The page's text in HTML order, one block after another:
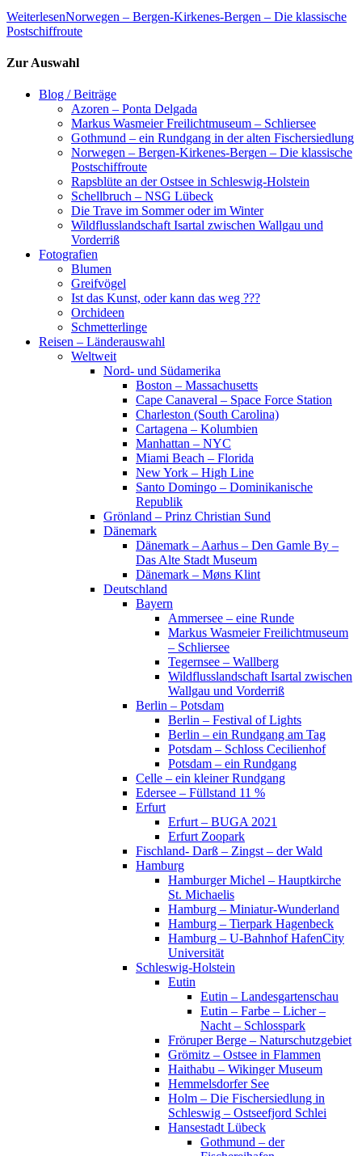
WeiterlesenNorwegen – Bergen-Kirkenes-Bergen – Die klassische
Postschiffroute
Zur Auswahl
Blog / Beiträge
Azoren – Ponta Delgada
Markus Wasmeier Freilichtmuseum – Schliersee
Gothmund – ein Rundgang in der alten Fischersiedlung
Norwegen – Bergen-Kirkenes-Bergen – Die klassische
Postschiffroute
Rapsblüte an der Ostsee in Schleswig-Holstein
Schellbruch – NSG Lübeck
Die Trave im Sommer oder im Winter
Wildflusslandschaft Isartal zwischen Wallgau und
Vorderriß
Fotografien
Blumen
Greifvögel
Ist das Kunst, oder kann das weg ???
Orchideen
Schmetterlinge
Reisen – Länderauswahl
Weltweit
Nord- und Südamerika
Boston – Massachusetts
Cape Canaveral – Space Force Station
Charleston (South Carolina)
Cartagena – Kolumbien
Manhattan – NYC
Miami Beach – Florida
New York – High Line
Santo Domingo – Dominikanische
Republik
Grönland – Prinz Christian Sund
Dänemark
Dänemark – Aarhus – Den Gamle By –
Das Alte Stadt Museum
Dänemark – Møns Klint
Deutschland
Bayern
Ammersee – eine Runde
Markus Wasmeier Freilichtmuseum
– Schliersee
Tegernsee – Wallberg
Wildflusslandschaft Isartal zwischen
Wallgau und Vorderriß
Berlin – Potsdam
Berlin – Festival of Lights
Berlin – ein Rundgang am Tag
Potsdam – Schloss Cecilienhof
Potsdam – ein Rundgang
Celle – ein kleiner Rundgang
Edersee – Füllstand 11 %
Erfurt
Erfurt – BUGA 2021
Erfurt Zoopark
Fischland- Darß – Zingst – der Wald
Hamburg
Hamburger Michel – Hauptkirche
St. Michaelis
Hamburg – Miniatur-Wunderland
Hamburg – Tierpark Hagenbeck
Hamburg – U-Bahnhof HafenCity
Universität
Schleswig-Holstein
Eutin
Eutin – Landesgartenschau
Eutin – Farbe – Licher –
Nacht – Schlosspark
Fröruper Berge – Naturschutzgebiet
Grömitz – Ostsee in Flammen
Haithabu – Wikinger Museum
Hemmelsdorfer See
Holm – Die Fischersiedlung in
Schleswig – Ostseefjord Schlei
Hansestadt Lübeck
Gothmund – der